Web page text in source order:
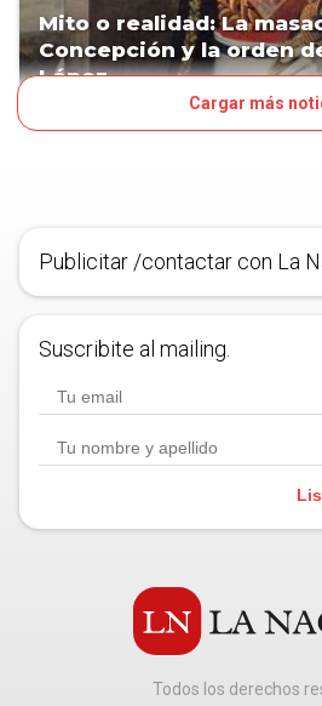
Mito o realidad: La
Concepción y la orden del mariscal
López
Cargar más
Publicitar /contactar con La
Suscribite al mailing.
Todos los derechos